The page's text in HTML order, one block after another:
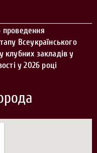
Всеукраїнського
клубних закладів у
у 2026 році